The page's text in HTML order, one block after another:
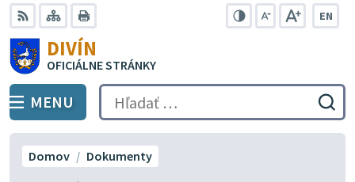
Preskočiť
na
obsah
RSS Mapa
EN
DIVÍN
OFICIÁLNE STRÁNKY
PREPNÚŤ
MENU Hľadať:
Domov Dokumenty